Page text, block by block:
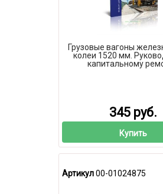
Грузовые вагоны
колеи 1520 мм.
капитальному
345 руб.
Купить
Артикул00-01024875